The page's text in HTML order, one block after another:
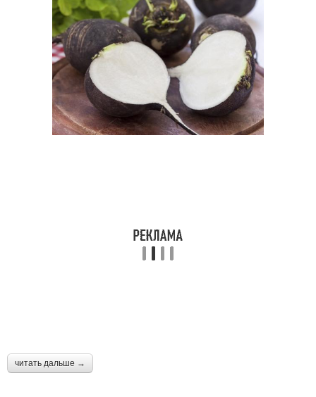
читать дальше →